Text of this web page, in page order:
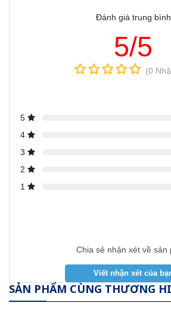
Đánh giá trung bình
5/5
(0
5
4
3
2
1
Chia sẻ nhận xét về sản
SẢN PHẨM CÙNG THƯƠNG